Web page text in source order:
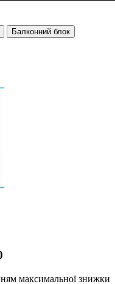
Балконний блок
максимальної знижки